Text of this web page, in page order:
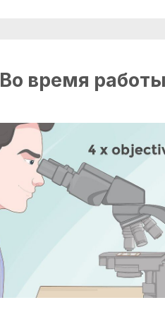
Во время работы